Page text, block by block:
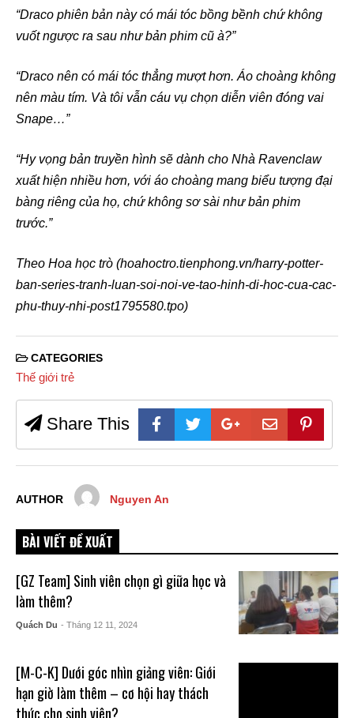
“Draco phiên bản này có mái tóc bồng bềnh chứ không
vuốt ngược ra sau như bản phim cũ à?”
“Draco nên có mái tóc thẳng mượt hơn. Áo choàng không
nên màu tím. Và tôi vẫn cáu vụ chọn diễn viên đóng vai
Snape…”
“Hy vọng bản truyền hình sẽ dành cho Nhà Ravenclaw
xuất hiện nhiều hơn, với áo choàng mang biểu tượng đại
bàng riêng của họ, chứ không sơ sài như bản phim
trước.”
Theo Hoa học trò (hoahoctro.tienphong.vn/harry-potter-
ban-series-tranh-luan-soi-noi-ve-tao-hinh-di-hoc-cua-cac-
phu-thuy-nhi-post1795580.tpo)
CATEGORIES
Thế giới trẻ
Share This
AUTHOR Nguyen An
BÀI VIẾT ĐỀ XUẤT
[GZ Team] Sinh viên chọn gì giữa học và
làm thêm?
Quách Du - Tháng 12 11, 2024
[M-C-K] Dưới góc nhìn giảng viên: Giới
hạn giờ làm thêm – cơ hội hay thách
thức cho sinh viên?